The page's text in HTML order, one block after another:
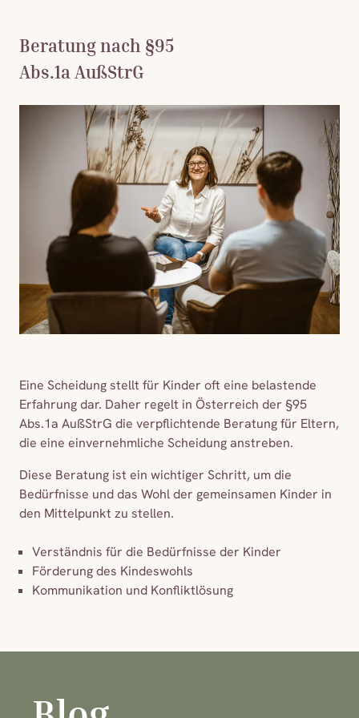
Beratung nach §95
Abs.1a AußStrG
Eine Scheidung stellt für Kinder oft eine belastende
Erfahrung dar. Daher regelt in Österreich der §95
Abs.1a AußStrG die verpflichtende Beratung für Eltern,
die eine einvernehmliche Scheidung anstreben.
Diese Beratung ist ein wichtiger Schritt, um die
Bedürfnisse und das Wohl der gemeinsamen Kinder in
den Mittelpunkt zu stellen.
Verständnis für die Bedürfnisse der Kinder
Förderung des Kindeswohls
Kommunikation und Konfliktlösung